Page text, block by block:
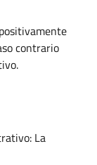
contrario
La